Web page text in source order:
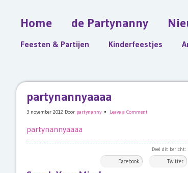
Home de Partynanny
Feesten & Partijen Kinderfeestjes
partynannyaaaa
3 november 2012 Door partynanny Leave a Comment
partynannyaaaa
Deel dit bericht:
Facebook Twitter